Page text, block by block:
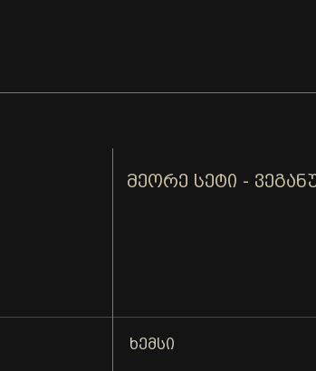
ᲛᲔᲝᲠᲔ ᲡᲔᲢᲘ -
ᲮᲔᲛᲡᲘ